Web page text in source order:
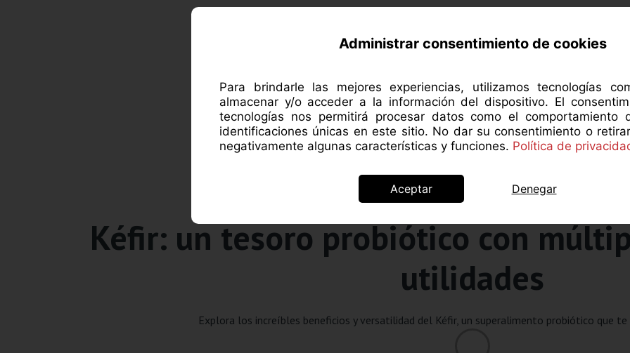
Administrar consentimiento de cookies
Para brindarle las mejores experiencias, utilizamos tecnologías
almacenar y/o acceder a la información del dispositivo. El
tecnologías nos permitirá procesar datos como el comportamiento
identificaciones únicas en este sitio. No dar su consentimiento o
negativamente algunas características y funciones. Política de
Aceptar Denegar
ACERCA DE MANZANAROJA NUTRICIÓN SALUD
Kéfir: un tesoro probiótico con
utilidades
Explora los increíbles beneficios y versatilidad del Kéfir, un superalimento probiótico que